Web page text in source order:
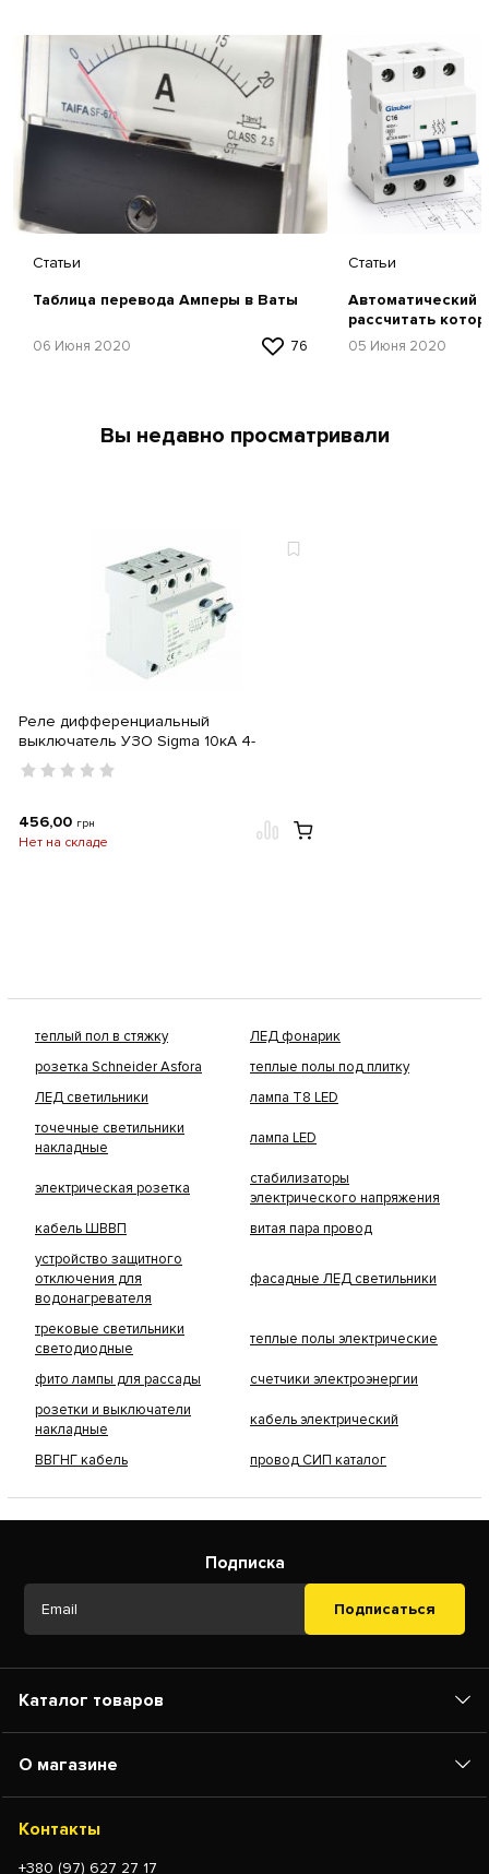
Статьи
Таблица перевода Амперы в Ваты
06 Июня 2020 76
Статьи
Автоматический
рассчитать
05 Июня 2020
Вы недавно просматривали
Реле дифференциальный
выключатель УЗО Sigma 10кА 4-
полюсный 300мА 25А тип
чувствительности А 400V
456,00 грн
Нет на складе
теплый пол в стяжку
ЛЕД фонарик
розетка Schneider Asfora
теплые полы под плитку
ЛЕД светильники
лампа Т8 LED
точечные светильники
накладные
лампа LED
электрическая розетка
стабилизаторы
электрического напряжения
кабель ШВВП
витая пара провод
устройство защитного
отключения для
водонагревателя
фасадные ЛЕД светильники
трековые светильники
светодиодные
теплые полы электрические
фито лампы для рассады
счетчики электроэнергии
розетки и выключатели
накладные
кабель электрический
ВВГНГ кабель провод СИП каталог
Подписка
Подписаться
Каталог товаров
О магазине
Контакты
+380 (97) 627 27 17